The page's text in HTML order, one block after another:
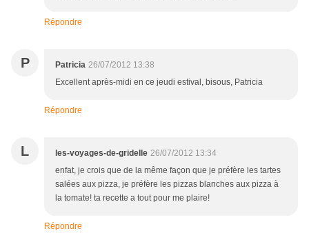
Répondre
P Patricia 26/07/2012 13:38
Excellent après-midi en ce jeudi estival, bisous, Patricia
Répondre
L les-voyages-de-gridelle 26/07/2012 13:34
enfat, je crois que de la même façon que je préfère les tartes
salées aux pizza, je préfère les pizzas blanches aux pizza à
la tomate! ta recette a tout pour me plaire!
Répondre